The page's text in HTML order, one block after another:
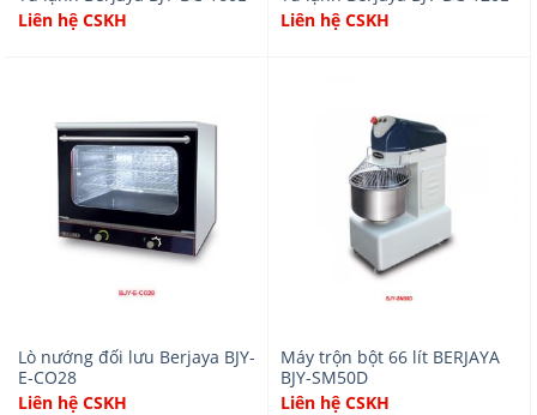
Liên hệ CSKH
Liên hệ CSKH
Lò nướng đối lưu Berjaya BJY-
E-CO28
Liên hệ CSKH
Máy trộn bột 66 lít BERJAYA
BJY-SM50D
Liên hệ CSKH